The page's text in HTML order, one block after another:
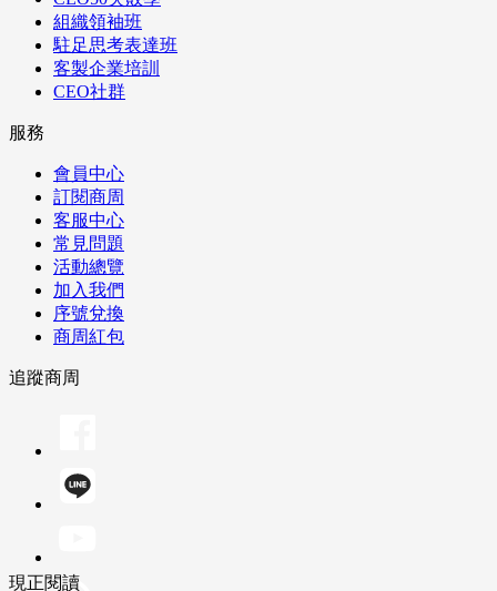
組織領袖班
駐足思考表達班
客製企業培訓
CEO社群
服務
會員中心
訂閱商周
客服中心
常見問題
活動總覽
加入我們
序號兌換
商周紅包
追蹤商周
現正閱讀